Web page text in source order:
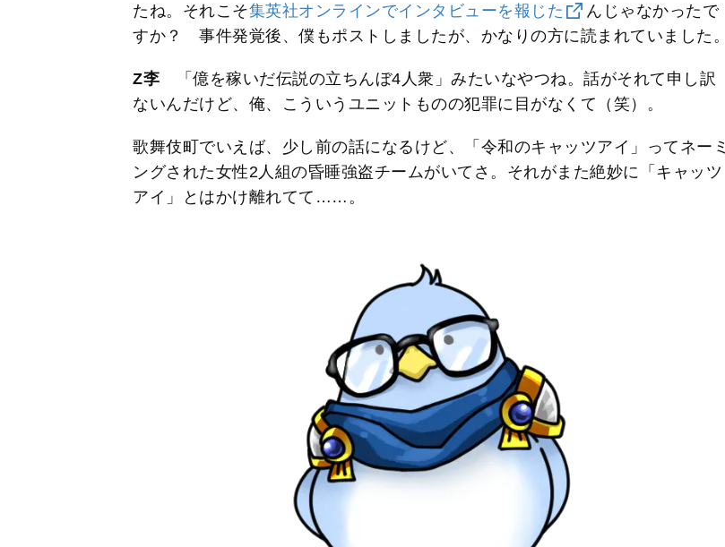
たね。それこそ集英社オンラインでインタビューを報じた
んじゃなかったで
すか？ 事件発覚後、僕もポストしましたが、かなりの方に読まれていました。
Z李 「億を稼いだ伝説の立ちんぼ4人衆」みたいなやつね。話がそれて申し訳
ないんだけど、俺、こういうユニットものの犯罪に目がなくて（笑）。
歌舞伎町でいえば、少し前の話になるけど、「令和のキャッツアイ」ってネーミ
ングされた女性2人組の昏睡強盗チームがいてさ。それがまた絶妙に「キャッツ
アイ」とはかけ離れてて……。